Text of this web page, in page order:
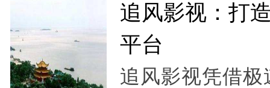
追风影视：打
平台
追风影视凭借